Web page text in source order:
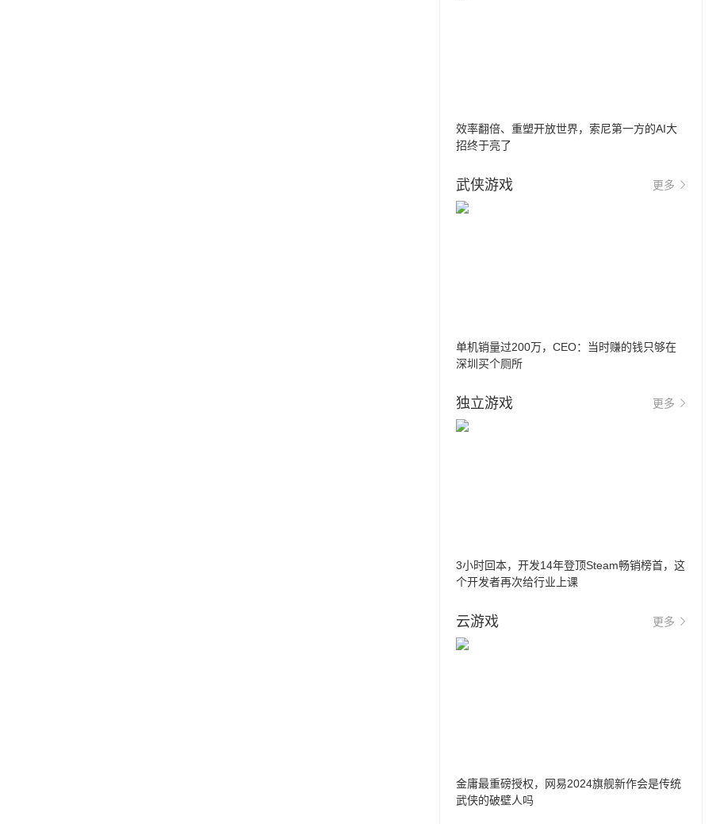
效率翻倍、重塑开放世界，索尼第一方的AI大
招终于亮了
武侠游戏 更多
单机销量过200万，CEO：当时赚的钱只够在
深圳买个厕所
独立游戏 更多
3小时回本，开发14年登顶Steam畅销榜首，这
个开发者再次给行业上课
云游戏 更多
金庸最重磅授权，网易2024旗舰新作会是传统
武侠的破壁人吗